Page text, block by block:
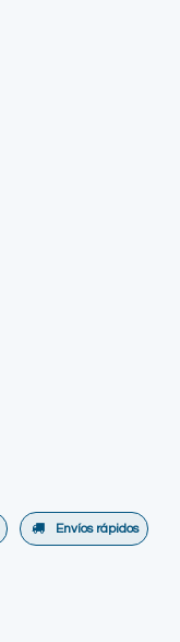
Envíos rápidos